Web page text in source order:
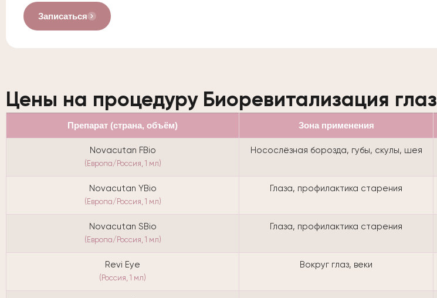
Записаться
Цены на процедуру Биоревитализация глаз
Препарат (страна, объём) Зона применения
Novacutan FBio
(Европа/Россия, 1 мл)
Носослёзная борозда, губы, скулы, шея
Novacutan YBio
(Европа/Россия, 1 мл)
Глаза, профилактика старения
Novacutan SBio
(Европа/Россия, 1 мл)
Глаза, профилактика старения
Revi Eye
(Россия, 1 мл)
Вокруг глаз, веки